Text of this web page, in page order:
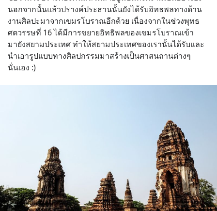
นอกจากนั้นแล้วปรางค์ประธานนั้นยังได้รับอิทธพลทางด้าน
งานศิลปะมาจากเขมรโบราณอีกด้วย เนื่องจากในช่วงพุทธ
ศตวรรษที่ 16 ได้มีการขยายอิทธิพลของเขมรโบราณเข้า
มายังสยามประเทศ ทำให้สยามประเทศของเรานั้นได้รับและ
นำเอารูปแบบทางศิลปกรรมมาสร้างเป็นศาสนถานต่างๆ
นั่นเอง :)